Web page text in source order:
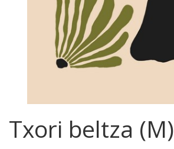
Txori beltza (M)